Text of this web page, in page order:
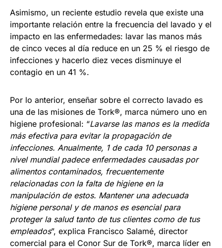
Asimismo, un reciente estudio revela que existe una
importante relación entre la frecuencia del lavado y el
impacto en las enfermedades: lavar las manos más
de cinco veces al día reduce en un 25 % el riesgo de
infecciones y hacerlo diez veces disminuye el
contagio en un 41 %.
Por lo anterior, enseñar sobre el correcto lavado es
una de las misiones de Tork®, marca número uno en
higiene profesional: “Lavarse las manos es la medida
más efectiva para evitar la propagación de
infecciones. Anualmente, 1 de cada 10 personas a
nivel mundial padece enfermedades causadas por
alimentos contaminados, frecuentemente
relacionadas con la falta de higiene en la
manipulación de estos. Mantener una adecuada
higiene personal y de manos es esencial para
proteger la salud tanto de tus clientes como de tus
empleados”, explica Francisco Salamé, director
comercial para el Conor Sur de Tork®, marca líder en